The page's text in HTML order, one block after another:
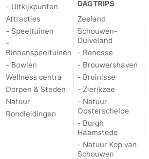
- Uitkijkpunten
Attracties
- Speeltuinen
-
Binnenspeeltuinen
- Bowlen
Wellness centra
Dorpen & Steden
Natuur
Rondleidingen
DAGTRIPS
Zeeland
Schouwen-
Duiveland
- Renesse
- Brouwershaven
- Bruinisse
- Zierikzee
- Natuur
Oosterschelde
- Burgh
Haamstede
- Natuur Kop van
Schouwen